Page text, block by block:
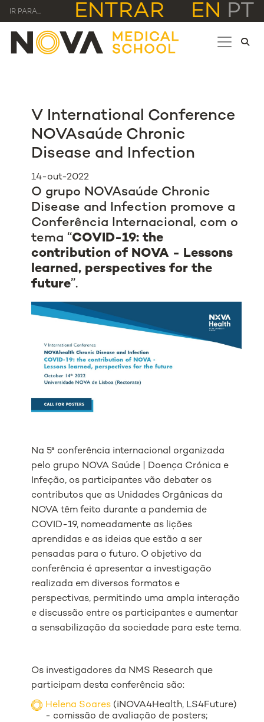
IR PARA... ENTRAR EN PT
V International Conference
NOVAsaúde Chronic
Disease and Infection
14-out-2022
O grupo NOVAsaúde Chronic
Disease and Infection promove a
Conferência Internacional, com o
tema “COVID-19: the
contribution of NOVA - Lessons
learned, perspectives for the
future”.
Na 5ª conferência internacional organizada
pelo grupo NOVA Saúde | Doença Crónica e
Infeção, os participantes vão debater os
contributos que as Unidades Orgânicas da
NOVA têm feito durante a pandemia de
COVID-19, nomeadamente as lições
aprendidas e as ideias que estão a ser
pensadas para o futuro. O objetivo da
conferência é apresentar a investigação
realizada em diversos formatos e
perspectivas, permitindo uma ampla interação
e discussão entre os participantes e aumentar
a sensabilização da sociedade para este tema.
Os investigadores da NMS Research que
participam desta conferência são:
Helena Soares (iNOVA4Health, LS4Future)
- comissão de avaliação de posters;